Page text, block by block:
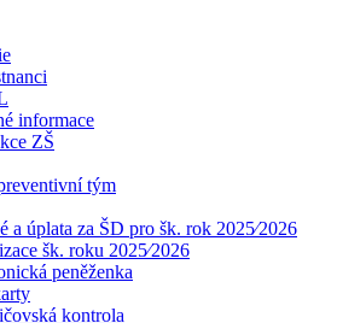
informace
ZŠ
tým
a úplata za ŠD pro šk. rok 2025⁄2026
šk. roku 2025⁄2026
peněženka
kontrola